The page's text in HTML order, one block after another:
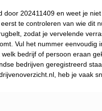
door 202411409 en weet je
te controleren van wie dit
zodat je vervelende
Vul het nummer eenvoudig
bedrijf of persoon eraan
bedrijven geregistreerd
heb je vaak